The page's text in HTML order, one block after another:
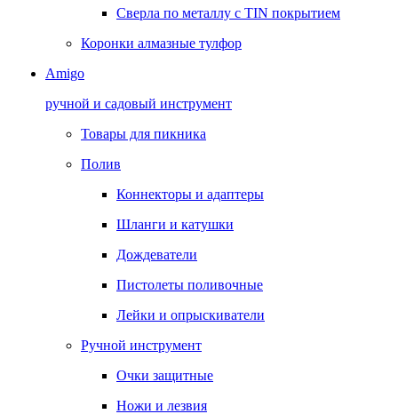
Сверла по металлу с TIN покрытием
Коронки алмазные тулфор
Amigo
ручной и садовый инструмент
Товары для пикника
Полив
Коннекторы и адаптеры
Шланги и катушки
Дождеватели
Пистолеты поливочные
Лейки и опрыскиватели
Ручной инструмент
Очки защитные
Ножи и лезвия